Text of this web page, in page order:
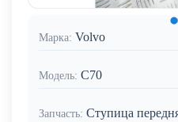
Марка: Volvo
Модель: C70
Запчасть: Ступица